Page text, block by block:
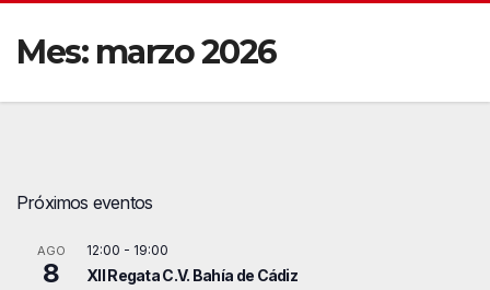
Mes: marzo 2026
Próximos eventos
AGO
8
12:00 - 19:00
XII Regata C.V. Bahía de Cádiz